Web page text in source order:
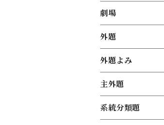
劇場
外題
外題よみ
主外題
系統分類題